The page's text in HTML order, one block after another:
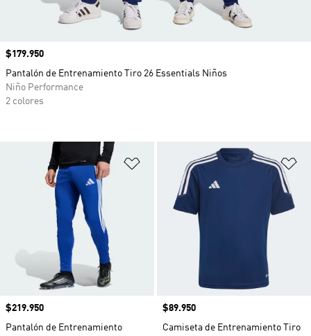
Añadir a la lista de deseos
Precio
$219.950
Pantalón de Entrenamiento
Precio
$89.950
Camiseta de Entrenamiento Tiro
Precio
$179.950
Pantalón de Entrenamiento Tiro 26 Essentials Niños
Niño Performance
2 colores